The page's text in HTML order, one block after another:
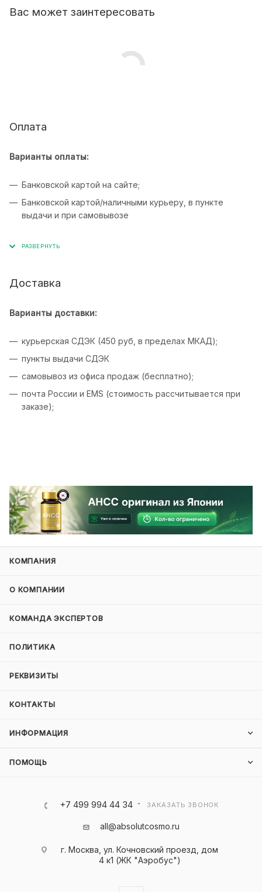
Вас может заинтересовать
Оплата
Варианты оплаты:
Банковской картой на сайте;
Банковской картой/наличными курьеру, в пункте
выдачи и при самовывозе
Доставка
Варианты доставки:
курьерская СДЭК (450 руб, в пределах МКАД);
пункты выдачи СДЭК
самовывоз из офиса продаж (бесплатно);
почта России и EMS (стоимость рассчитывается при
заказе);
КОМПАНИЯ
О КОМПАНИИ
КОМАНДА ЭКСПЕРТОВ
ПОЛИТИКА
РЕКВИЗИТЫ
КОНТАКТЫ
ИНФОРМАЦИЯ
ПОМОЩЬ
+7 499 994 44 34 ЗАКАЗАТЬ ЗВОНОК
all@absolutcosmo.ru
г. Москва, ул. Кочновский проезд, дом
4 к1 (ЖК "Аэробус")